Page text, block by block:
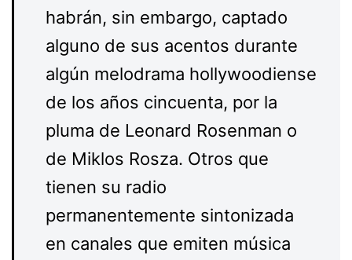
habrán, sin embargo, captado
alguno de sus acentos durante
algún melodrama hollywoodiense
de los años cincuenta, por la
pluma de Leonard Rosenman o
de Miklos Rosza. Otros que
tienen su radio
permanentemente sintonizada
en canales que emiten música